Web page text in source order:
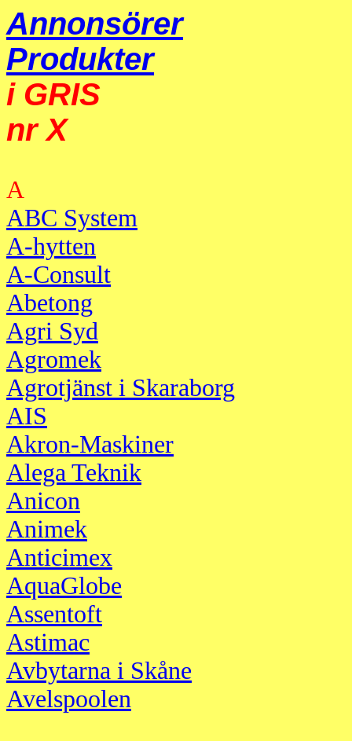
Annonsörer
Produkter
i GRIS
nr X
A
ABC System
A-hytten
A-Consult
Abetong
Agri Syd
Agromek
Agrotjänst i Skaraborg
AIS
Akron-Maskiner
Alega Teknik
Anicon
Animek
Anticimex
AquaGlobe
Assentoft
Astimac
Avbytarna i Skåne
Avelspoolen